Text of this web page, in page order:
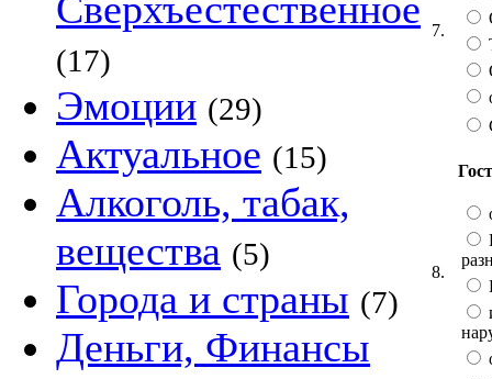
(17)
Эмоции (29)
Актуальное (15)
Алкоголь, табак,
вещества (5)
Города и страны (7)
Деньги, Финансы
7.
8.